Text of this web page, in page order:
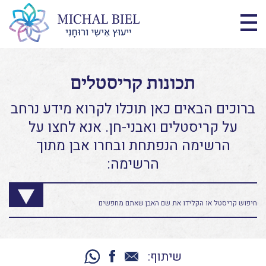
תכונות קריסטלים
ברוכים הבאים כאן תוכלו לקרוא מידע נרחב
על קריסטלים ואבני-חן. אנא לחצו על
הרשימה הנפתחת ובחרו אבן מתוך
הרשימה:
שיתוף: